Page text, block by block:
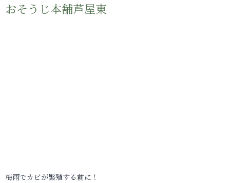
おそうじ本舗芦屋東
梅雨でカビが繁殖する前に！